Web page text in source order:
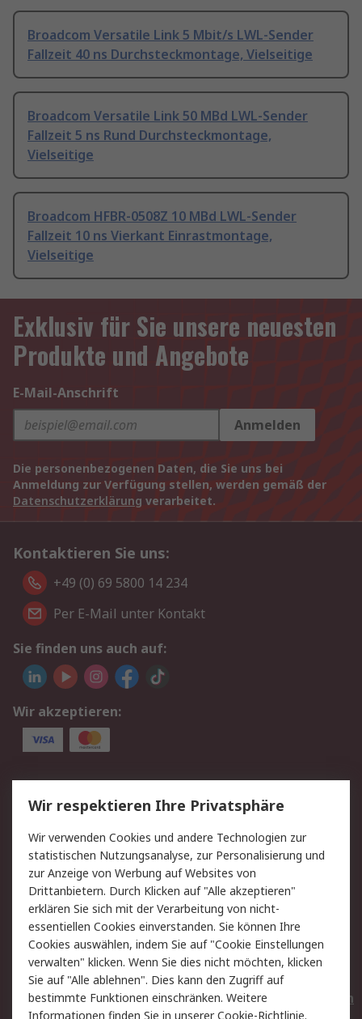
Broadcom Versatile Link 5 Mbit/s LWL-Sender
Fallzeit 40 ns Durchsteckmontage, Vielseitige
Broadcom Versatile Link 50 MBd LWL-Sender
Fallzeit 5 ns Rund Durchsteckmontage,
Vielseitige
Broadcom HFBR-0508Z 10 MBd LWL-Sender
Fallzeit 10 ns Vierkant Einrastmontage,
Vielseitige
Exklusiv für Sie unsere neuesten
Produkte und Angebote
E-Mail-Anschrift
Anmelden
Die personenbezogenen Daten, die Sie uns bei
Anmeldung zur Verfügung stellen, werden gemäß der
Datenschutzerklärung verarbeitet.
Kontaktieren Sie uns:
+49 (0) 69 5800 14 234
Per E-Mail unter Kontakt
Sie finden uns auch auf:
Wir akzeptieren:
Service
Value Added Services
Lieferlösungen
Rücksendungen
Kontakt
Hilfe
Privatkunden
Rechtliches
AGB
Datenschutz
Cookie-Richtlinie
Zahlungsbedingungen
Copyright/Impressum
Entsorgung
Elektrogeräte/Batterien
Wir respektieren Ihre Privatsphäre
Wir verwenden Cookies und andere Technologien zur
statistischen Nutzungsanalyse, zur Personalisierung und
zur Anzeige von Werbung auf Websites von
Drittanbietern. Durch Klicken auf "Alle akzeptieren"
erklären Sie sich mit der Verarbeitung von nicht-
essentiellen Cookies einverstanden. Sie können Ihre
Cookies auswählen, indem Sie auf "Cookie Einstellungen
verwalten" klicken. Wenn Sie dies nicht möchten, klicken
Sie auf "Alle ablehnen". Dies kann den Zugriff auf
bestimmte Funktionen einschränken. Weitere
Informationen finden Sie in unsererCookie-Richtlinie.